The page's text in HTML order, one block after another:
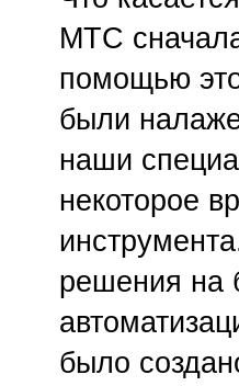
МТС
помощью
были
наши
некоторое
решения на
было